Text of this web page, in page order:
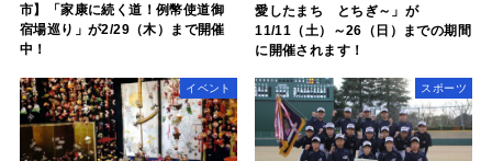
市】「家康に続く道！例幣使道御
宿場巡り」が2/29（木）まで開催
中！
愛したまち とちぎ～」が
11/11（土）～26（日）までの期間
に開催されます！
イベント スポーツ